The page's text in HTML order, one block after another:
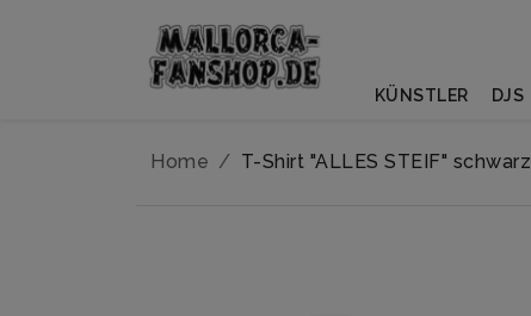
Home T-Shirt "ALLES STEIF" schwarz
KÜNSTLER DJS